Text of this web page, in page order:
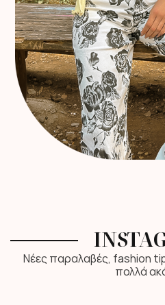
Νέες παραλαβές, fashion
πολλά